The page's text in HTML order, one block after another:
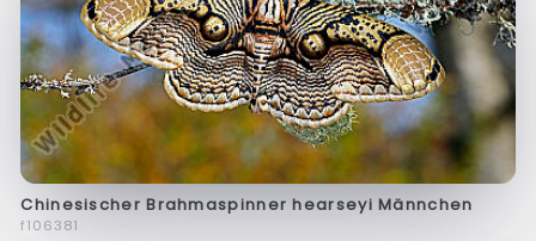
Chinesischer Brahmaspinner hearseyi Männchen
f106381